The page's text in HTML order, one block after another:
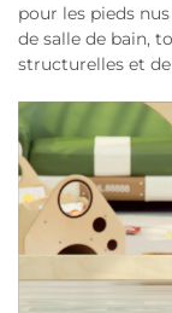
pour les pieds
de salle de bain,
structurelles et